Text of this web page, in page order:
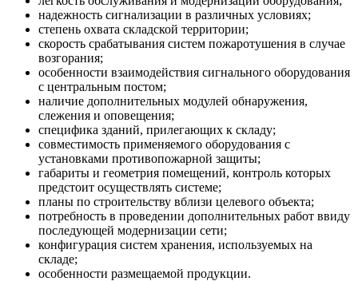
надежность сигнализации в различных условиях;
степень охвата складской территории;
скорость срабатывания систем пожаротушения в случае
возгорания;
особенности взаимодействия сигнального оборудования
с центральным постом;
наличие дополнительных модулей обнаружения,
слежения и оповещения;
специфика зданий, прилегающих к складу;
совместимость применяемого оборудования с
установками противопожарной защиты;
габариты и геометрия помещений, контроль которых
предстоит осуществлять системе;
планы по строительству вблизи целевого объекта;
потребность в проведении дополнительных работ ввиду
последующей модернизации сети;
конфигурация систем хранения, используемых на
складе;
особенности размещаемой продукции.